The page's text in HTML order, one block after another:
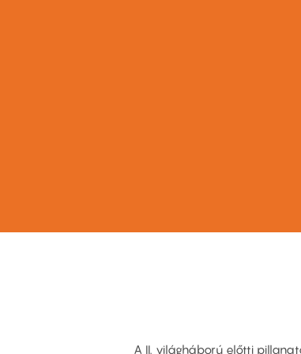
A II. világháború előtti